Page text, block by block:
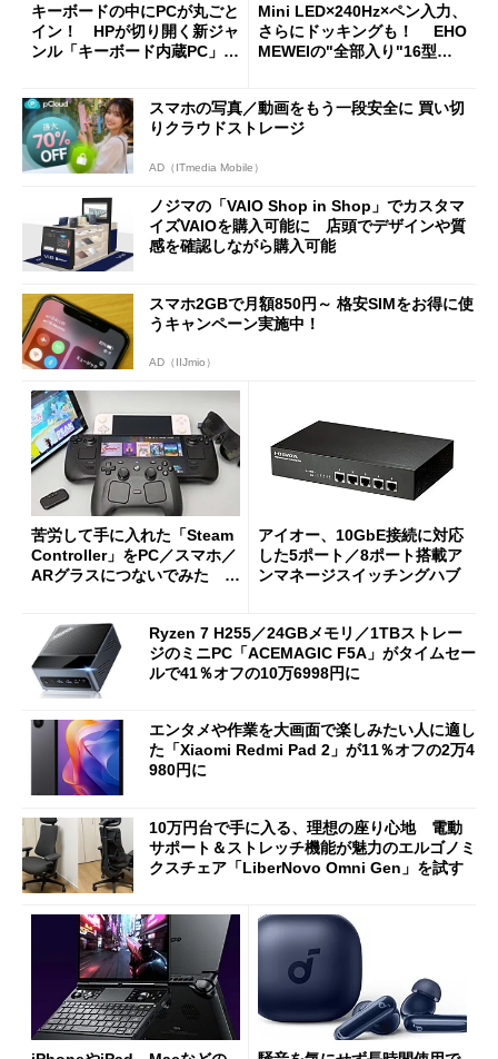
キーボードの中にPCが丸ごと
イン！ HPが切り開く新ジャ
ンル「キーボード内蔵PC」の
Mini LED×240Hz×ペン入力、
さらにドッキングも！ EHO
MEWEIの"全部入り"16型モ
スマホの写真／動画をもう一段安全に 買い切
りクラウドストレージ
AD（ITmedia Mobile）
ノジマの「VAIO Shop in Shop」でカスタマ
イズVAIOを購入可能に 店頭でデザインや質
感を確認しながら購入可能
スマホ2GBで月額850円～ 格安SIMをお得に使
うキャンペーン実施中！
AD（IIJmio）
苦労して手に入れた「Steam
Controller」をPC／スマホ／
ARグラスにつないでみた ゲ
アイオー、10GbE接続に対応
した5ポート／8ポート搭載ア
ンマネージスイッチングハブ
Ryzen 7 H255／24GBメモリ／1TBストレー
ジのミニPC「ACEMAGIC F5A」がタイムセー
ルで41％オフの10万6998円に
エンタメや作業を大画面で楽しみたい人に適し
た「Xiaomi Redmi Pad 2」が11％オフの2万4
980円に
10万円台で手に入る、理想の座り心地 電動
サポート＆ストレッチ機能が魅力のエルゴノミ
クスチェア「LiberNovo Omni Gen」を試す